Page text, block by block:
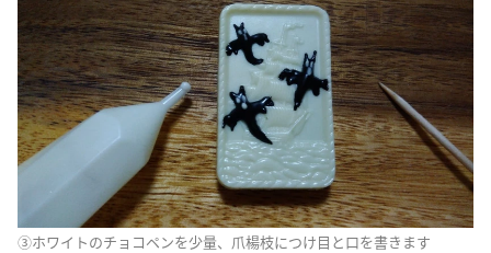
③ホワイトのチョコペンを少量、爪楊枝につけ目と口を書きます